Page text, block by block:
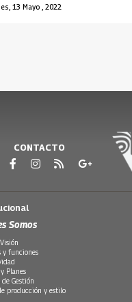
13 Mayo , 2022
CONTACTO
Somos
y funciones
Planes
Gestión
producción y estilo